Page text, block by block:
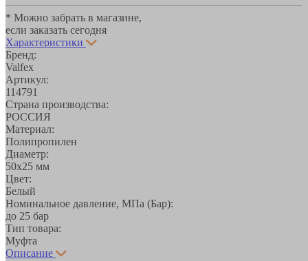
* Можно забрать в магазине,
если заказать сегодня
Характеристики
Бренд:
Valfex
Артикул:
114791
Страна производства:
РОССИЯ
Материал:
Полипропилен
Диаметр:
50х25 мм
Цвет:
Белый
Номинальное давление, МПа (Бар):
до 25 бар
Тип товара:
Муфта
Описание